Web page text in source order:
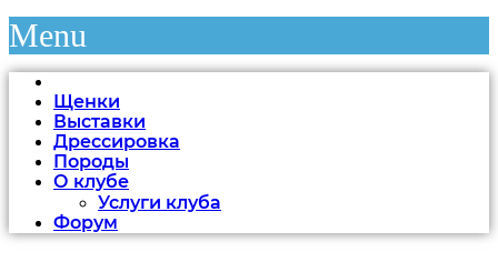
Menu
Щенки
Выставки
Дрессировка
Породы
О клубе
Услуги клуба
Форум